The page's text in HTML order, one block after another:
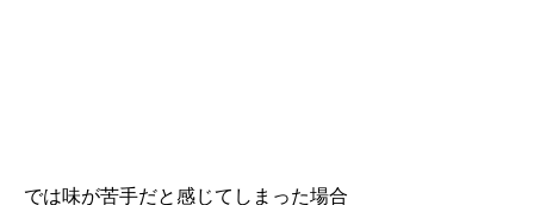
では味が苦手だと感じてしまった場合